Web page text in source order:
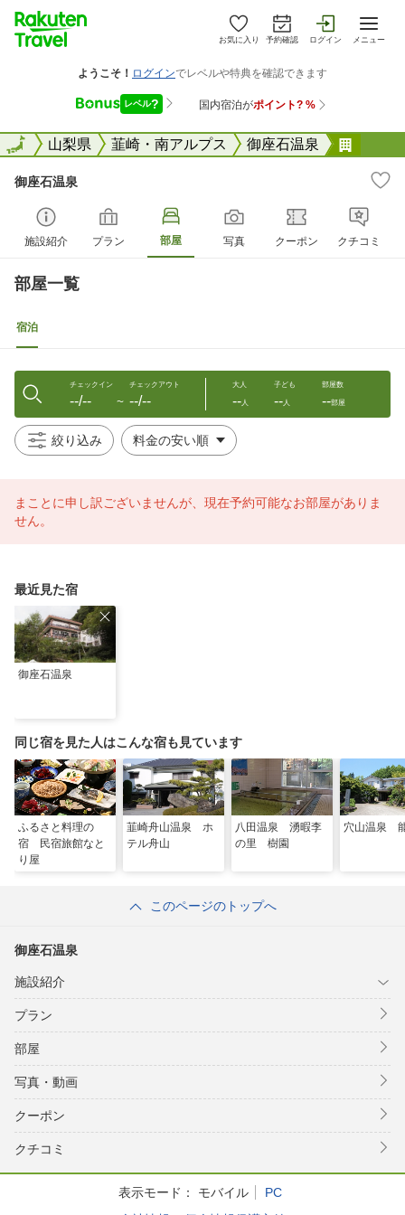
お気に入り 予約確認 ログイン メニュー
全国山梨県 韮崎・南アルプス 御座石温泉
全国
御座石温泉
施設紹介 プラン 部屋 写真 クーポン クチコミ
部屋一覧
宿泊
チェックイン
--/-- 〜
チェックアウト
--/--
大人
--人
子ども
--人
部屋数
--部屋
絞り込み
まことに申し訳ございませんが、現在予約可能なお部屋がありま
せん。
最近見た宿
御座石温泉
同じ宿を見た人はこんな宿も見ています
ふるさと料理の
宿 民宿旅館なと
り屋
韮崎舟山温泉 ホ
テル舟山
八田温泉 湧暇李
の里 樹園
穴山温泉
このページのトップへ
御座石温泉
施設紹介
プラン
部屋
写真・動画
クーポン
クチコミ
表示モード： モバイル
PC